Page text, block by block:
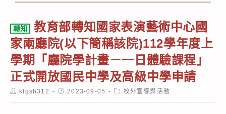
轉知
教育部轉知國家表演藝術中心國
家兩廳院(以下簡稱該院)112學年度上
學期「廳院學計畫－一日體驗課程」
正式開放國民中學及高級中學申請
Postklgsh312
Post2023-09-05
Post校外宣導與活動